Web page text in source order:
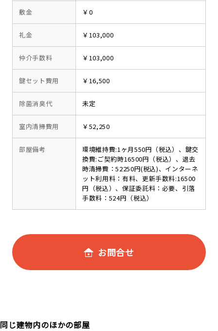
敷金 ￥0
礼金 ￥103,000
仲介手数料 ￥103,000
鍵セット費用 ￥16,500
除菌消臭代 未定
室内清掃費用 ￥52,250
部屋備考
環境維持費:1ヶ月550円（税込）、鍵交
換費:ご契約時16500円（税込）、退去
時清掃費：52250円(税込)、インターネ
ット利用料：有料、更新手数料:16500
円（税込）、保証委託料：必要、引落
手数料：524円（税込）
お問合せ
同じ建物内のほかの部屋